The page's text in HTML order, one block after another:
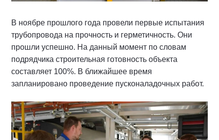
В ноябре прошлого года провели первые испытания
трубопровода на прочность и герметичность. Они
прошли успешно. На данный момент по словам
подрядчика строительная готовность объекта
составляет 100%. В ближайшее время
запланировано проведение пусконаладочных работ.